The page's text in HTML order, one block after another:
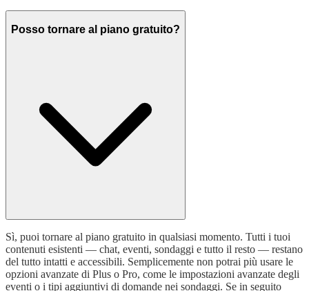
Posso tornare al piano gratuito?
Sì, puoi tornare al piano gratuito in qualsiasi momento. Tutti i tuoi
contenuti esistenti — chat, eventi, sondaggi e tutto il resto — restano
del tutto intatti e accessibili. Semplicemente non potrai più usare le
opzioni avanzate di Plus o Pro, come le impostazioni avanzate degli
eventi o i tipi aggiuntivi di domande nei sondaggi. Se in seguito